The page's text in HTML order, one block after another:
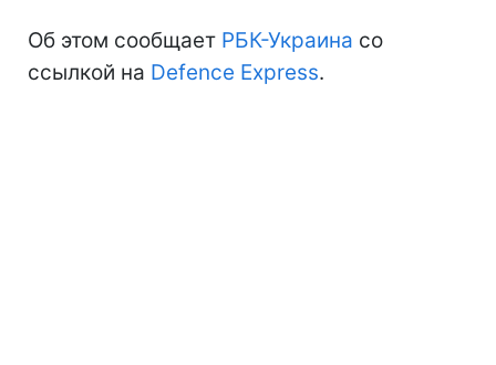
Об этом сообщает РБК-Украина со
ссылкой на Defence Express.